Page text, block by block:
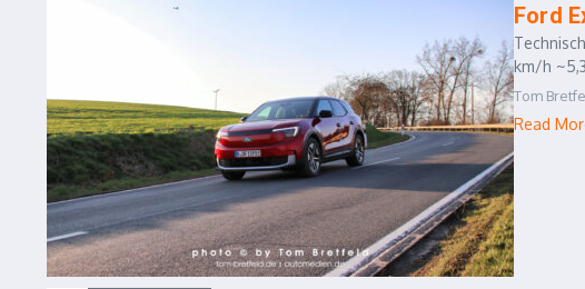
Ford
km/h
Tom
Read